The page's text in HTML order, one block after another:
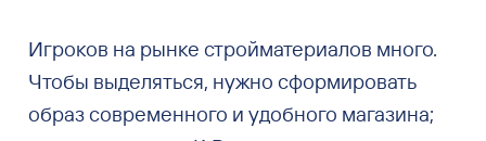
Игроков на рынке стройматериалов много.
Чтобы выделяться, нужно сформировать
образ современного и удобного магазина;